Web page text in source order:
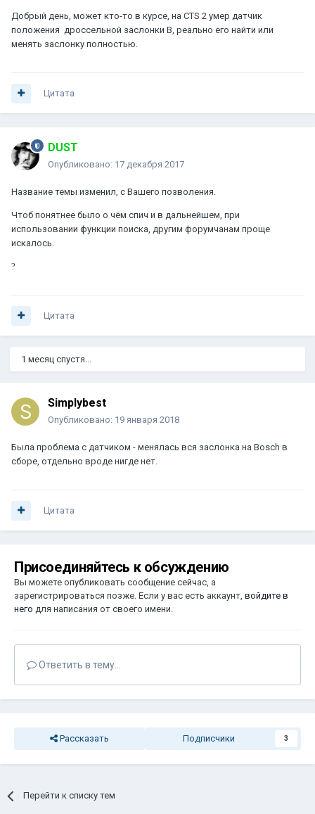
Добрый день, может кто-то в курсе, на CTS 2 умер датчик
положения дроссельной заслонки B, реально его найти или
менять заслонку полностью.
Цитата
DUST
Опубликовано: 17 декабря 2017
Название темы изменил, с Вашего позволения.
Чтоб понятнее было о чём спич и в дальнейшем, при
использовании функции поиска, другим форумчанам проще
искалось.
?
Цитата
1 месяц спустя...
Simplybest
Опубликовано: 19 января 2018
Была проблема с датчиком - менялась вся заслонка на Bosch в
сборе, отдельно вроде нигде нет.
Цитата
Присоединяйтесь к обсуждению
Вы можете опубликовать сообщение сейчас, а
зарегистрироваться позже. Если у вас есть аккаунт, войдите в
него для написания от своего имени.
Ответить в тему...
Рассказать Подписчики 3
Перейти к списку тем